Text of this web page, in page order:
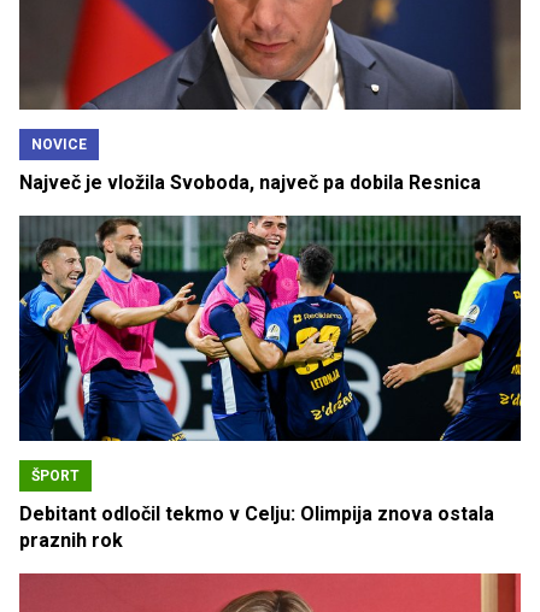
NOVICE
Največ je vložila Svoboda, največ pa dobila Resnica
ŠPORT
Debitant odločil tekmo v Celju: Olimpija znova ostala
praznih rok